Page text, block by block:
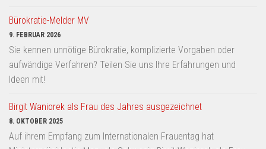
Bürokratie-Melder MV
9. FEBRUAR 2026
Sie kennen unnötige Bürokratie, komplizierte Vorgaben oder
aufwändige Verfahren? Teilen Sie uns Ihre Erfahrungen und
Ideen mit!
Birgit Waniorek als Frau des Jahres ausgezeichnet
8. OKTOBER 2025
Auf ihrem Empfang zum Internationalen Frauentag hat